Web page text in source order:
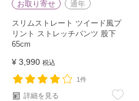
お取り寄せ
通年
スリムストレート ツイード風プ
リント ストレッチパンツ 股下
65cm
¥ 3,990 税込
1件
詳細を見る